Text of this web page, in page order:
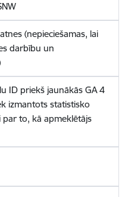
(nepieciešamas, lai
darbību un
ID priekš jaunākās GA 4
izmantots statistisko
to, kā apmeklētājs